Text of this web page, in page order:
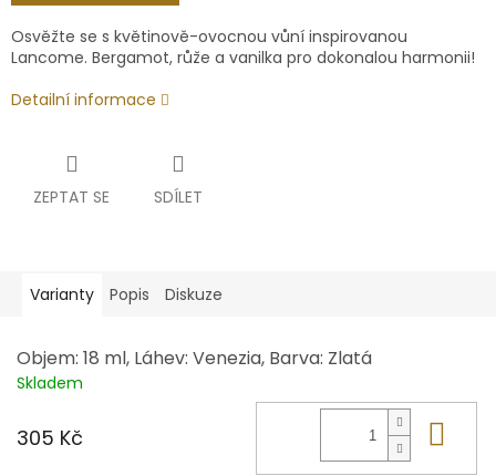
Osvěžte se s květinově-ovocnou vůní inspirovanou
Lancome. Bergamot, růže a vanilka pro dokonalou harmonii!
Detailní informace
ZEPTAT SE SDÍLET
Varianty Popis Diskuze
Objem: 18 ml, Láhev: Venezia, Barva: Zlatá
Skladem
305 Kč